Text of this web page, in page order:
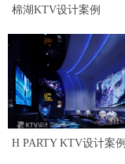
棉湖KTV设计案例
H PARTY KTV设计案例